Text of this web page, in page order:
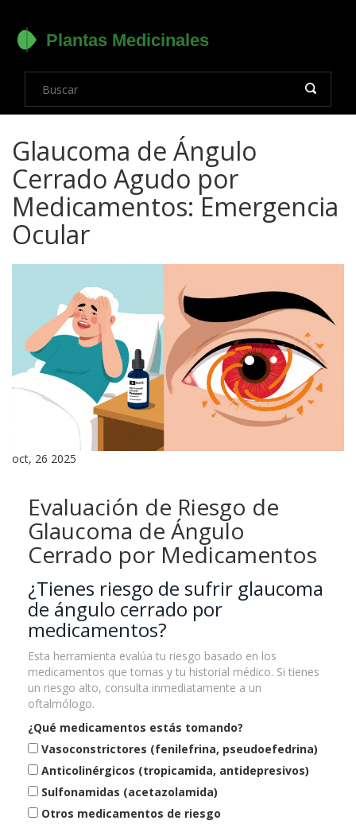
Glaucoma de Ángulo
Cerrado Agudo por
Medicamentos: Emergencia
Ocular
oct, 26 2025
Evaluación de Riesgo de
Glaucoma de Ángulo
Cerrado por Medicamentos
¿Tienes riesgo de sufrir glaucoma
de ángulo cerrado por
medicamentos?
Esta herramienta evalúa tu riesgo basado en los
medicamentos que tomas y tu historial médico. Si tienes
un riesgo alto, consulta inmediatamente a un
oftalmólogo.
¿Qué medicamentos estás tomando?
Vasoconstrictores (fenilefrina, pseudoefedrina)
Anticolinérgicos (tropicamida, antidepresivos)
Sulfonamidas (acetazolamida)
Otros medicamentos de riesgo